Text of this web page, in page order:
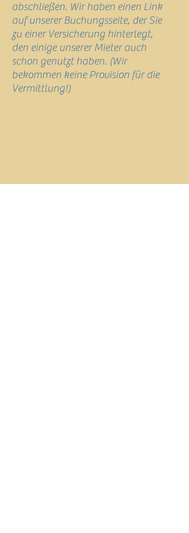
abschließen. Wir haben einen Link
auf unserer Buchungsseite, der Sie
zu einer Versicherung hinterlegt,
den einige unserer Mieter auch
schon genutzt haben. (Wir
bekommen keine Provision für die
Vermittlung!)